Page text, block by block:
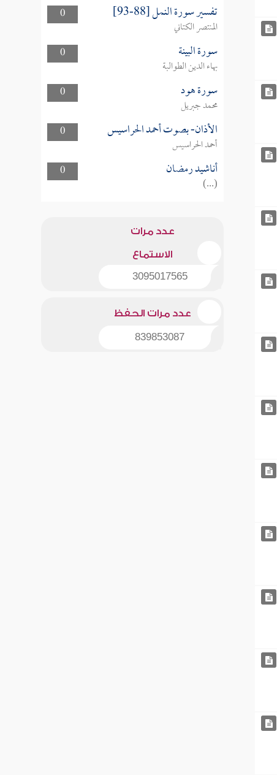
0
تفسير سورة النمل [88-93]
المنتصر الكتاني
0
سورة البينة
بهاء الدين الطوالبة
0
سورة هود
محمد جبريل
0
الأذان- بصوت أحمد الحراسيس
أحمد الحراسيس
0
أناشيد رمضان
(...)
عدد مرات
الاستماع
3095017565
عدد مرات الحفظ
839853087